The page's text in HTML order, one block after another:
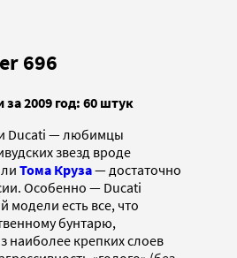
696
2009 год: 60 штук
Ducati — любимцы
звезд вроде
Тома Круза— достаточно
Особенно — Ducati
модели есть все, что
бунтарю,
наиболее крепких слоев